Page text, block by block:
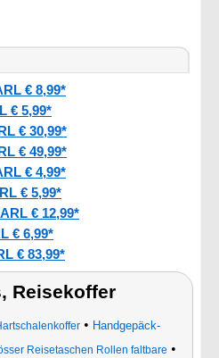
€ 8,99*
€ 5,99*
€ 30,99*
€ 49,99*
€ 4,99*
€ 5,99*
€ 12,99*
€ 6,99*
€ 83,99*
Reisekoffer
• Handgepäck-
Reisetaschen Rollen faltbare •